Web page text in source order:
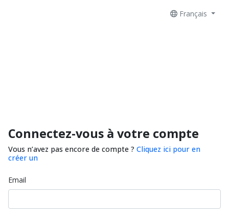
Français
Connectez-vous à votre compte
Vous n’avez pas encore de compte ? Cliquez ici pour en
créer un
Email